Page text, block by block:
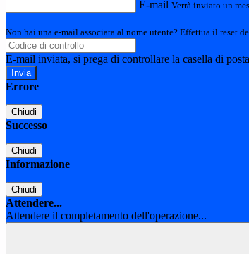
E-mail Verrà inviato un
Non hai una e-mail associata al nome utente? Effettua il reset
E-mail inviata, si prega di controllare la casella di
Errore
Chiudi
Successo
Chiudi
Informazione
Chiudi
Attendere...
Attendere il completamento dell'operazione...